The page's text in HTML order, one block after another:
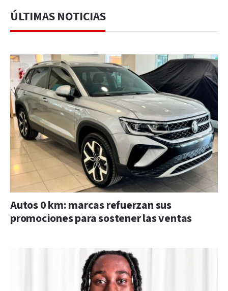
ÚLTIMAS NOTICIAS
Autos 0 km: marcas refuerzan sus
promociones para sostener las ventas